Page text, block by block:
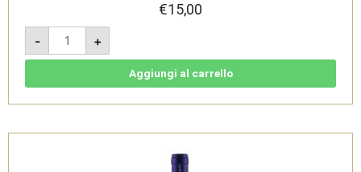
€15,00
-
Pagliatura
2024
-
Vermentino
Doc
Fattoria
+
Aggiungi al carrello